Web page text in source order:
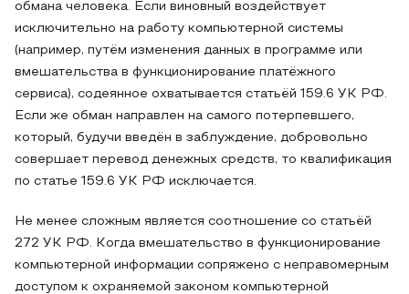
обмана человека. Если виновный воздействует
исключительно на работу компьютерной системы
(например, путём изменения данных в программе или
вмешательства в функционирование платёжного
сервиса), содеянное охватывается статьёй 159.6 УК РФ.
Если же обман направлен на самого потерпевшего,
который, будучи введён в заблуждение, добровольно
совершает перевод денежных средств, то квалификация
по статье 159.6 УК РФ исключается.
Не менее сложным является соотношение со статьёй
272 УК РФ. Когда вмешательство в функционирование
компьютерной информации сопряжено с неправомерным
доступом к охраняемой законом компьютерной